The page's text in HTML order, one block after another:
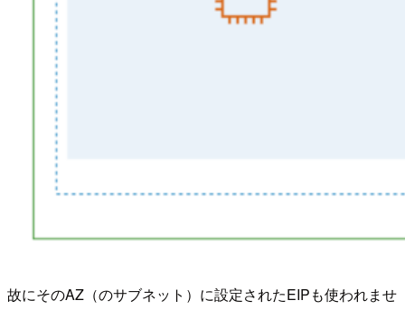
故にそのAZ（のサブネット）に設定されたEIPも使われませ